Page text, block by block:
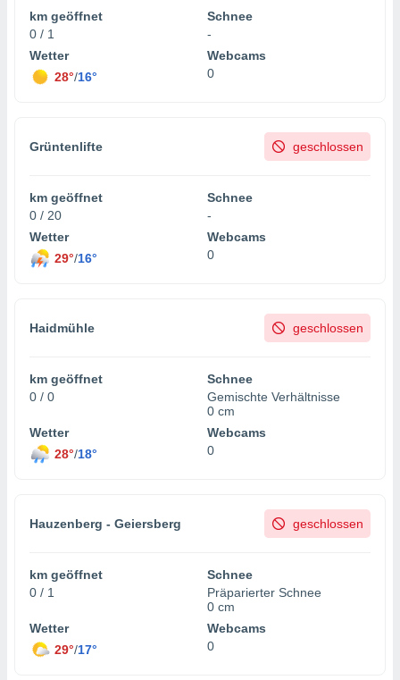
km geöffnet
0 / 1
Schnee
-
Wetter
28°/16°
Webcams
0
Grüntenlifte geschlossen
km geöffnet
0 / 20
Schnee
-
Wetter
29°/16°
Webcams
0
Haidmühle geschlossen
km geöffnet
0 / 0
Schnee
Gemischte Verhältnisse
0 cm
Wetter
28°/18°
Webcams
0
Hauzenberg - Geiersberg geschlossen
km geöffnet
0 / 1
Schnee
Präparierter Schnee
0 cm
Wetter
29°/17°
Webcams
0